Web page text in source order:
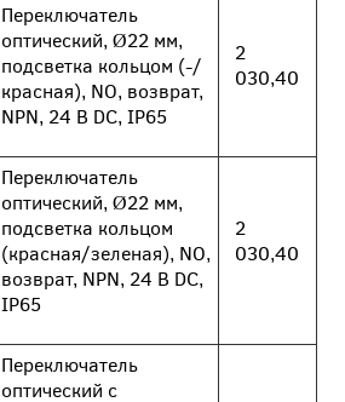
Переключатель
оптический, Ø22 мм,
подсветка кольцом (-/
красная), NO, возврат,
NPN, 24 В DC, IP65
2
030,40
Переключатель
оптический, Ø22 мм,
подсветка кольцом
(красная/зеленая), NO,
возврат, NPN, 24 В DC,
IP65
2
030,40
Переключатель
оптический с